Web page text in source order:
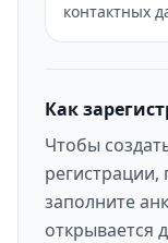
контактных
Как
Чтобы
регистрации,
заполните
открывается